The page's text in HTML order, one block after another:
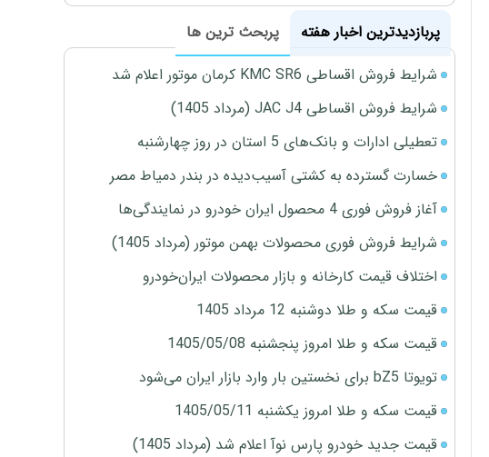
پربازدیدترین اخبار هفته
پربحث ترین ها
شرایط فروش اقساطی KMC SR6 کرمان موتور اعلام شد
شرایط فروش اقساطی JAC J4 (مرداد 1405)
تعطیلی ادارات و بانک‌های 5 استان در روز چهارشنبه
خسارت گسترده به کشتی آسیب‌دیده در بندر دمیاط مصر
آغاز فروش فوری 4 محصول ایران خودرو در نمایندگی‌ها
شرایط فروش فوری محصولات بهمن موتور (مرداد 1405)
اختلاف قیمت کارخانه و بازار محصولات ایران‌خودرو
قیمت سکه و طلا دوشنبه 12 مرداد 1405
قیمت سکه و طلا امروز پنجشنبه 1405/05/08
تویوتا bZ5 برای نخستین بار وارد بازار ایران می‌شود
قیمت سکه و طلا امروز یکشنبه 1405/05/11
قیمت جدید خودرو پارس نوآ اعلام شد (مرداد 1405)